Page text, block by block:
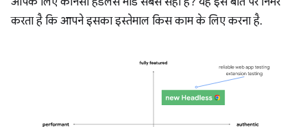
करता है कि आपने इसका इस्तेमाल किस काम के लिए करना है.